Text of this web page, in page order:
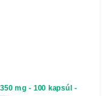
mg - 100 kapsúl -